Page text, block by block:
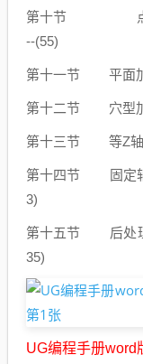
第十节 点对点
--(55)
第十一节 平面加
第十二节 穴型加
第十三节 等Z轴
第十四节 固定轴
3)
第十五节 后处理
35)
UG编程手册word